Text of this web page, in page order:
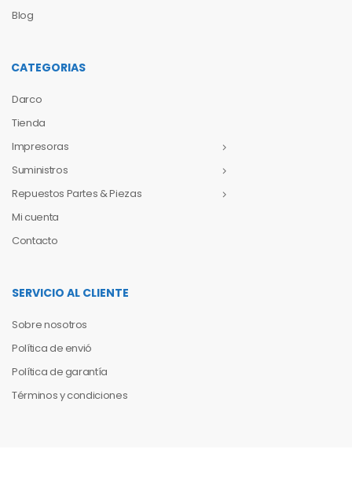
Blog
CATEGORIAS
Darco
Tienda
Impresoras
Suministros
Repuestos Partes & Piezas
Mi cuenta
Contacto
SERVICIO AL CLIENTE
Sobre nosotros
Política de envió
Política de garantía
Términos y condiciones